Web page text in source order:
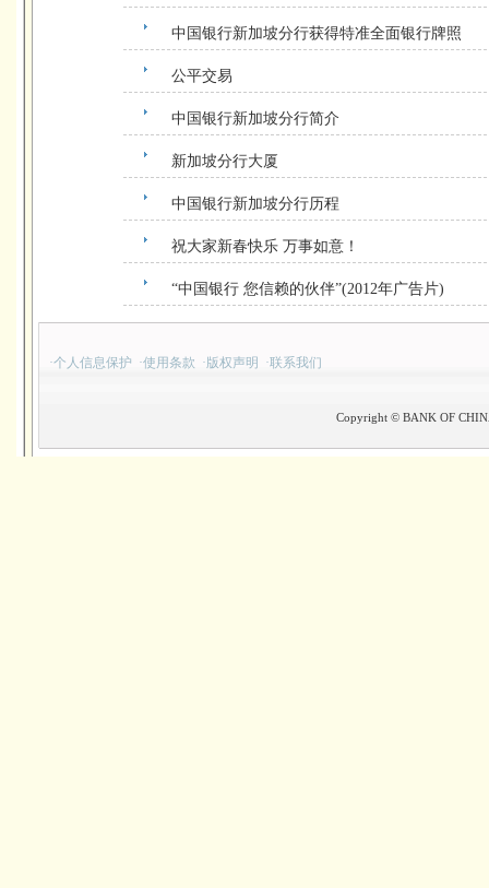
中国银行新加坡分行获得特准全面银行牌照
公平交易
中国银行新加坡分行简介
新加坡分行大厦
中国银行新加坡分行历程
祝大家新春快乐 万事如意！
“中国银行 您信赖的伙伴”(2012年广告片)
·个人信息保护 ·使用条款 · 版权声明 ·联系我们
Copyright © BANK OF